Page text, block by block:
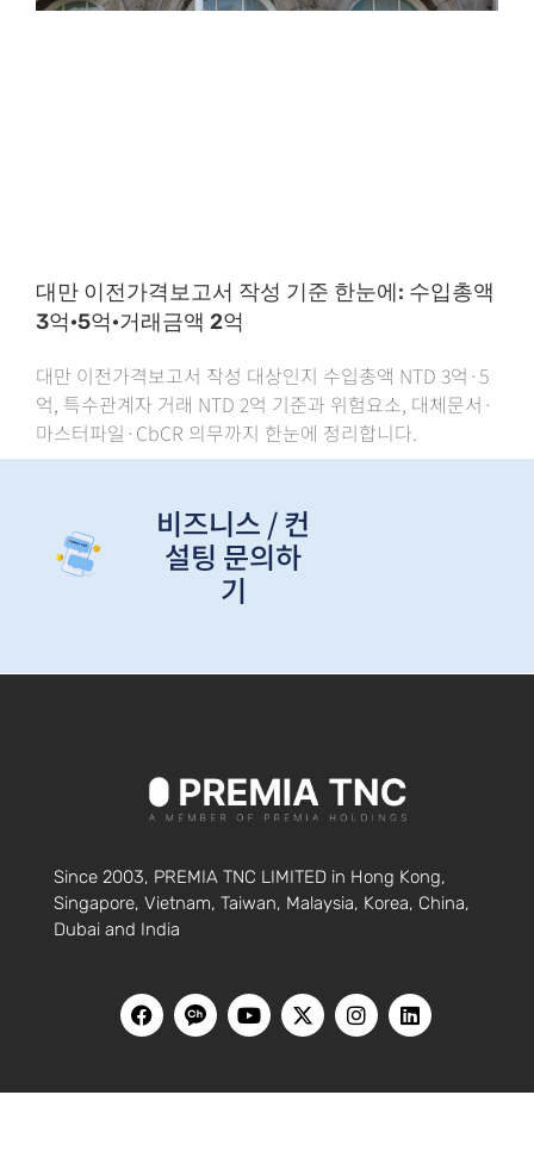
대만 이전가격보고서 작성 기준 한눈에: 수입총액
3억·5억·거래금액 2억
대만 이전가격보고서 작성 대상인지 수입총액 NTD 3억·5
억, 특수관계자 거래 NTD 2억 기준과 위험요소, 대체문서·
마스터파일·CbCR 의무까지 한눈에 정리합니다.
비즈니스 / 컨
설팅 문의하
기
Since 2003, PREMIA TNC LIMITED in Hong Kong,
Singapore, Vietnam, Taiwan, Malaysia, Korea, China,
Dubai and India